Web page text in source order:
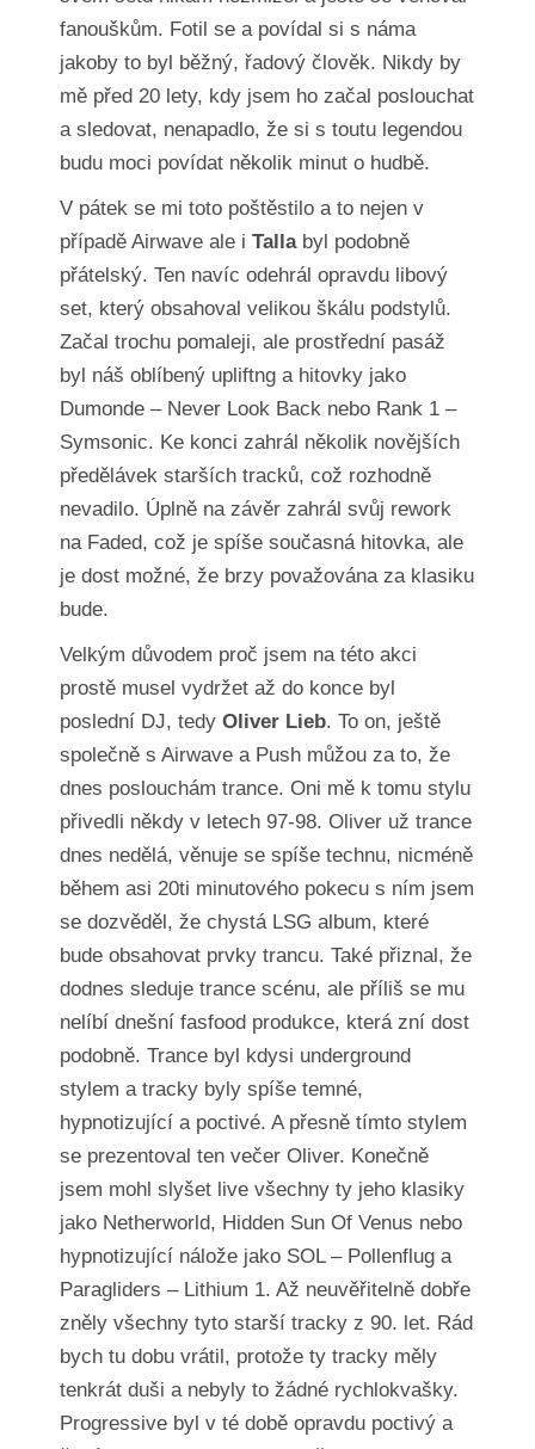
fanouškům. Fotil se a povídal si s náma
jakoby to byl běžný, řadový člověk. Nikdy by
mě před 20 lety, kdy jsem ho začal poslouchat
a sledovat, nenapadlo, že si s toutu legendou
budu moci povídat několik minut o hudbě.
V pátek se mi toto poštěstilo a to nejen v
případě Airwave ale i Tallabyl podobně
přátelský. Ten navíc odehrál opravdu libový
set, který obsahoval velikou škálu podstylů.
Začal trochu pomaleji, ale prostřední pasáž
byl náš oblíbený upliftng a hitovky jako
Dumonde – Never Look Back nebo Rank 1 –
Symsonic. Ke konci zahrál několik novějších
předělávek starších tracků, což rozhodně
nevadilo. Úplně na závěr zahrál svůj rework
na Faded, což je spíše současná hitovka, ale
je dost možné, že brzy považována za klasiku
bude.
Velkým důvodem proč jsem na této akci
prostě musel vydržet až do konce byl
poslední DJ, tedy Oliver Lieb. To on, ještě
společně s Airwave a Push můžou za to, že
dnes poslouchám trance. Oni mě k tomu stylu
přivedli někdy v letech 97-98. Oliver už trance
dnes nedělá, věnuje se spíše technu, nicméně
během asi 20ti minutového pokecu s ním jsem
se dozvěděl, že chystá LSG album, které
bude obsahovat prvky trancu. Také přiznal, že
dodnes sleduje trance scénu, ale příliš se mu
nelíbí dnešní fasfood produkce, která zní dost
podobně. Trance byl kdysi underground
stylem a tracky byly spíše temné,
hypnotizující a poctivé. A přesně tímto stylem
se prezentoval ten večer Oliver. Konečně
jsem mohl slyšet live všechny ty jeho klasiky
jako Netherworld, Hidden Sun Of Venus nebo
hypnotizující nálože jako SOL – Pollenflug a
Paragliders – Lithium 1. Až neuvěřitelně dobře
zněly všechny tyto starší tracky z 90. let. Rád
bych tu dobu vrátil, protože ty tracky měly
tenkrát duši a nebyly to žádné rychlokvašky.
Progressive byl v té době opravdu poctivý a